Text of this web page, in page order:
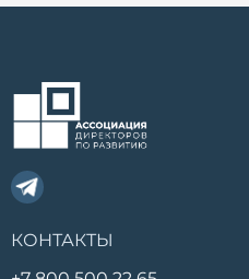
КОНТАКТЫ